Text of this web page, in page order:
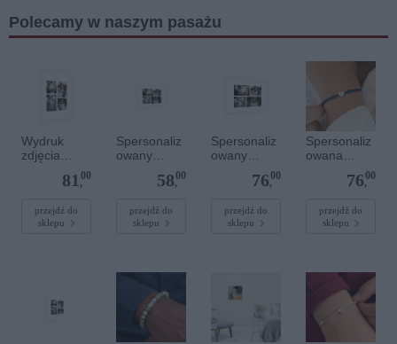
Polecamy w naszym pasażu
Wydruk
zdjęcia
plakatu - 50
x 70 cm81 ,
00
przejdź do
sklepu
Spersonaliz
owany
plakat - 30 x
58,
00
przejdź do
sklepu
Spersonaliz
owany
plakat - 60 x
76,
00
przejdź do
sklepu
Spersonaliz
owana
bransoletka
sznurkowa -
Srebrne
serce
76,
00
przejdź do
sklepu